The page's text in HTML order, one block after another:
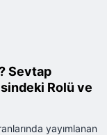
Sevtap
Rolü ve
yayımlanan